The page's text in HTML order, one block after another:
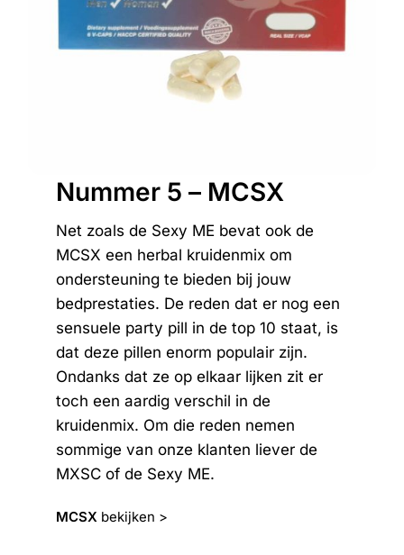
Nummer 5 – MCSX
Net zoals de Sexy ME bevat ook de
MCSX een herbal kruidenmix om
ondersteuning te bieden bij jouw
bedprestaties. De reden dat er nog een
sensuele party pill in de top 10 staat, is
dat deze pillen enorm populair zijn.
Ondanks dat ze op elkaar lijken zit er
toch een aardig verschil in de
kruidenmix. Om die reden nemen
sommige van onze klanten liever de
MXSC of de Sexy ME.
MCSX bekijken >